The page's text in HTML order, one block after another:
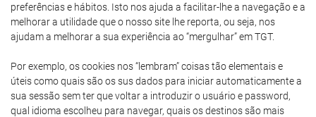
preferências e hábitos. Isto nos ajuda a facilitar-lhe a navegação e a
melhorar a utilidade que o nosso site lhe reporta, ou seja, nos
ajudam a melhorar a sua experiência ao “mergulhar” em TGT.
Por exemplo, os cookies nos “lembram” coisas tão elementais e
úteis como quais são os sus dados para iniciar automaticamente a
sua sessão sem ter que voltar a introduzir o usuário e password,
qual idioma escolheu para navegar, quais os destinos são mais